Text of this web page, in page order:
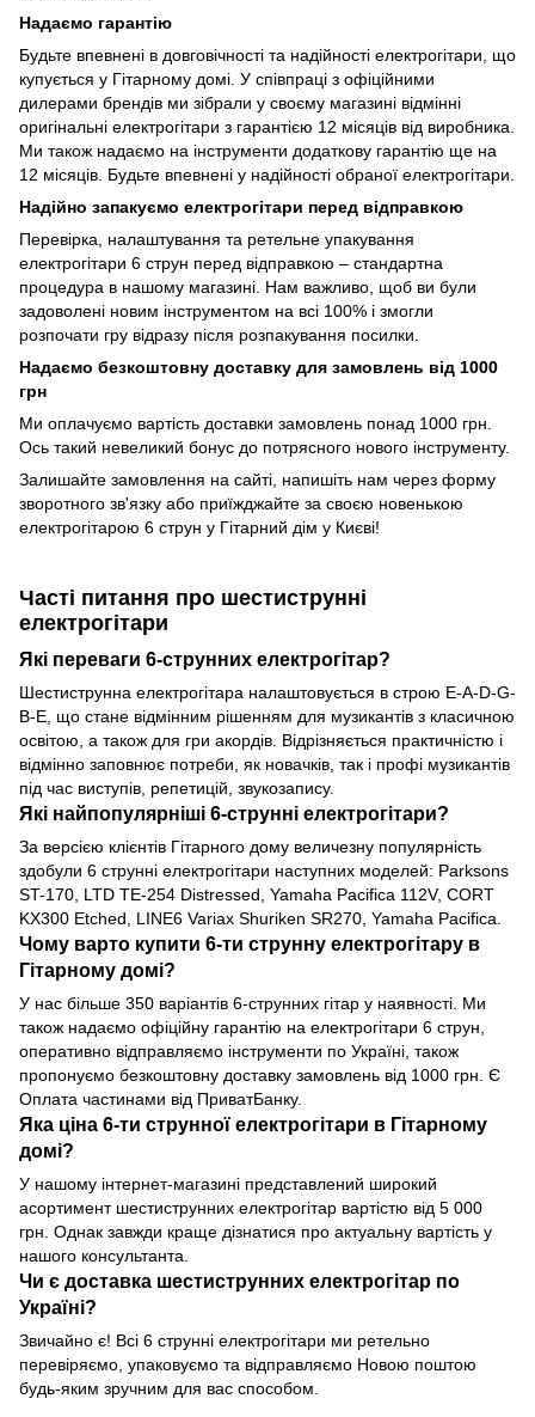
Надаємо гарантію
Будьте впевнені в довговічності та надійності електрогітари, що
купується у Гітарному домі. У співпраці з офіційними
дилерами брендів ми зібрали у своєму магазині відмінні
оригінальні електрогітари з гарантією 12 місяців від виробника.
Ми також надаємо на інструменти додаткову гарантію ще на
12 місяців. Будьте впевнені у надійності обраної електрогітари.
Надійно запакуємо електрогітари перед відправкою
Перевірка, налаштування та ретельне упакування
електрогітари 6 струн перед відправкою – стандартна
процедура в нашому магазині. Нам важливо, щоб ви були
задоволені новим інструментом на всі 100% і змогли
розпочати гру відразу після розпакування посилки.
Надаємо безкоштовну доставку для замовлень від 1000
грн
Ми оплачуємо вартість доставки замовлень понад 1000 грн.
Ось такий невеликий бонус до потрясного нового інструменту.
Залишайте замовлення на сайті, напишіть нам через форму
зворотного зв'язку або приїжджайте за своєю новенькою
електрогітарою 6 струн у Гітарний дім у Києві!
Часті питання про шестиструнні
електрогітари
Які переваги 6-струнних електрогітар?
Шестиструнна електрогітара налаштовується в строю E-A-D-G-
B-E, що стане відмінним рішенням для музикантів з класичною
освітою, а також для гри акордів. Відрізняється практичністю і
відмінно заповнює потреби, як новачків, так і профі музикантів
під час виступів, репетицій, звукозапису.
Які найпопулярніші 6-струнні електрогітари?
За версією клієнтів Гітарного дому величезну популярність
здобули 6 струнні електрогітари наступних моделей: Parksons
ST-170, LTD TE-254 Distressed, Yamaha Pacifica 112V, CORT
KX300 Etched, LINE6 Variax Shuriken SR270, Yamaha Pacifica.
Чому варто купити 6-ти струнну електрогітару в
Гітарному домі?
У нас більше 350 варіантів 6-струнних гітар у наявності. Ми
також надаємо офіційну гарантію на електрогітари 6 струн,
оперативно відправляємо інструменти по Україні, також
пропонуємо безкоштовну доставку замовлень від 1000 грн. Є
Оплата частинами від ПриватБанку.
Яка ціна 6-ти струнної електрогітари в Гітарному
домі?
У нашому інтернет-магазині представлений широкий
асортимент шестиструнних електрогітар вартістю від 5 000
грн. Однак завжди краще дізнатися про актуальну вартість у
нашого консультанта.
Чи є доставка шестиструнних електрогітар по
Україні?
Звичайно є! Всі 6 струнні електрогітари ми ретельно
перевіряємо, упаковуємо та відправляємо Новою поштою
будь-яким зручним для вас способом.